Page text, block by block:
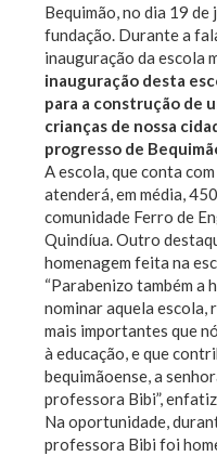
Bequimão, no dia 19 de
fundação. Durante a
inauguração da escola
inauguração desta
para a construção de
crianças de nossa
progresso de
A escola, que conta
atenderá, em média,
comunidade Ferro de
Quindíua. Outro
homenagem feita na
“Parabenizo também a
nominar aquela escola,
mais importantes que
à educação, e que
bequimãoense, a
professora Bibi”,
Na oportunidade,
professora Bibi foi